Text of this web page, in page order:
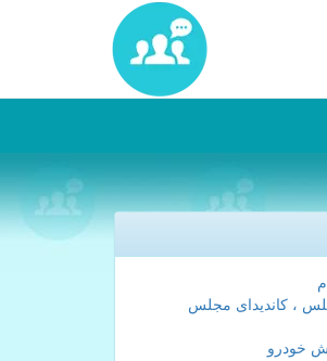
، کاندیدای مجلس
خودرو